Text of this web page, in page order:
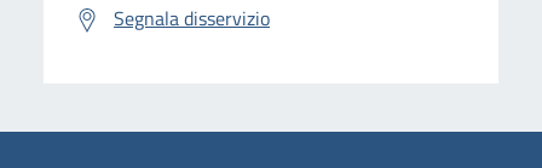
Segnala disservizio